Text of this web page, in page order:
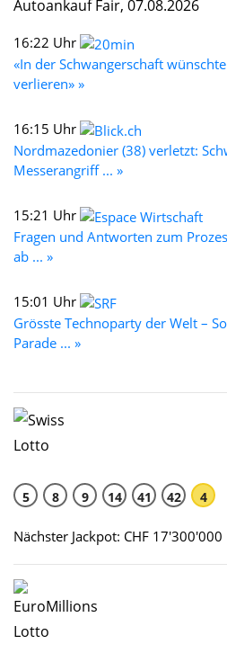
Autoankauf Fair, 07.08.2026
16:22 Uhr
«In der Schwangerschaft
verlieren» »
16:15 Uhr
Nordmazedonier (38) verletzt:
Messerangriff ... »
15:21 Uhr
Fragen und Antworten zum
ab ... »
15:01 Uhr
Grösste Technoparty der Welt –
Parade ... »
5 8 9 14 41 42 4
Nächster Jackpot: CHF 17'300'000